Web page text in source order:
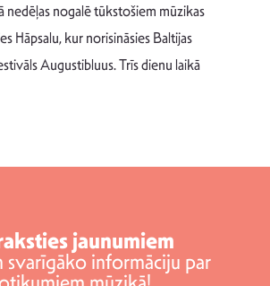
nedēļas nogalē tūkstošiem mūzikas
Hāpsalu, kur norisināsies Baltijas
Augustibluus. Trīs dienu laikā
jaunumiem
svarīgāko informāciju par